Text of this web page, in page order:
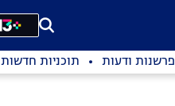
פרשנות ודעות תוכניות חדשות 13